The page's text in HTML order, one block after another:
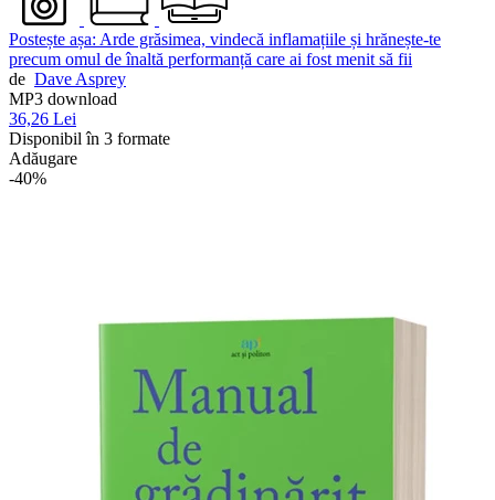
Postește așa: Arde grăsimea, vindecă inflamațiile și hrănește-te
precum omul de înaltă performanță care ai fost menit să fii
de Dave Asprey
MP3 download
36,26 Lei
Disponibil în 3 formate
Adăugare
-40%